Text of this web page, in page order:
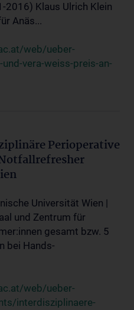
2016) Klaus Ulrich Klein
Anäs...
web/ueber-
vera-weiss-preis-an-
Perioperative
Universität Wien |
und Zentrum für
gesamt bzw. 5
bei Hands-
web/ueber-
interdisziplinaere-